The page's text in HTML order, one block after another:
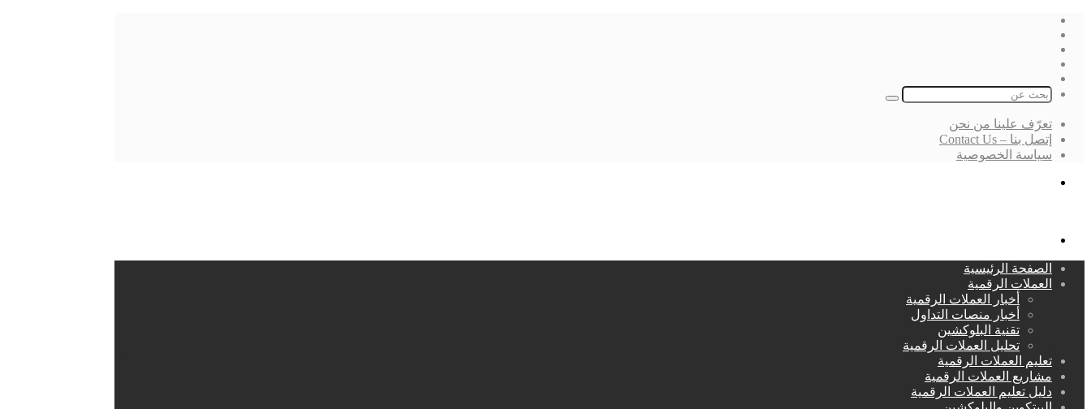
بحث
تعرّف علينا من نحن
إتصل بنا – Contact Us
سياسة الخصوصية
الصفحة الرئيسية
العملات الرقمية
أخبار العملات الرقمية
أخبار منصات التداول
تقنية البلوكشين
تحليل العملات الرقمية
تعليم العملات الرقمية
مشاريع العملات الرقمية
دليل تعليم العملات الرقمية